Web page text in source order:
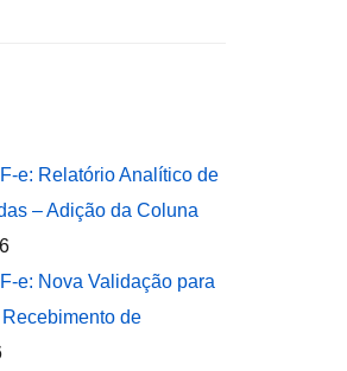
e: Relatório Analítico de
– Adição da Coluna
e: Nova Validação para
de